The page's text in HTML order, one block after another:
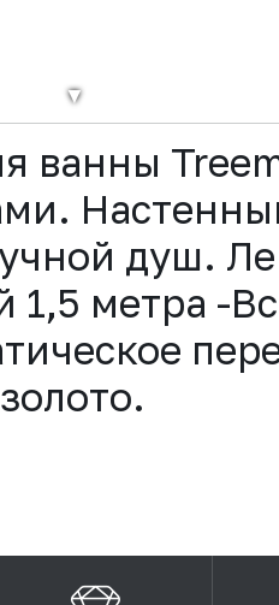
▼
ванны
душ.
1,5 метра -